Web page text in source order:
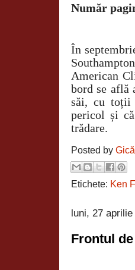
Număr
În
American
bord se află
săi, cu toții
pericol și
trădare.
Posted by
Etichete: Ken
luni, 27 aprilie
Frontul